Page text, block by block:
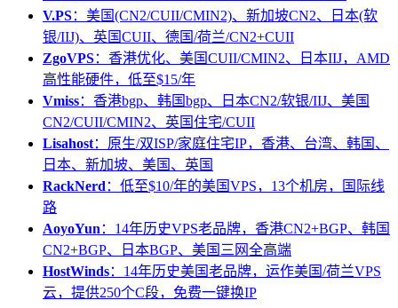
V.PS：美国(CN2/CUII/CMIN2)、新加坡CN2、日本(软
银/IIJ)、英国CUII、德国/荷兰/CN2+CUII
ZgoVPS：香港优化、美国CUII/CMIN2、日本IIJ，AMD
高性能硬件，低至$15/年
Vmiss：香港bgp、韩国bgp、日本CN2/软银/IIJ、美国
CN2/CUII/CMIN2、英国住宅/CUII
Lisahost：原生/双ISP/家庭住宅IP，香港、台湾、韩国、
日本、新加坡、美国、英国
RackNerd ：低至$10/年的美国VPS，13个机房，国际线
路
AoyoYun ：14年历史VPS老品牌，香港CN2+BGP、韩国
CN2+BGP、日本BGP、美国三网全高端
HostWinds：14年历史美国老品牌，运作美国/荷兰VPS
云，提供250个C段，免费一键换IP